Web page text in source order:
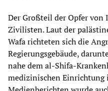
Der Großteil der Opfer von
Zivilisten. Laut der
Wafa richteten sich die
Regierungsgebäude,
nahe dem al-Shifa-
medizinischen Einrichtung